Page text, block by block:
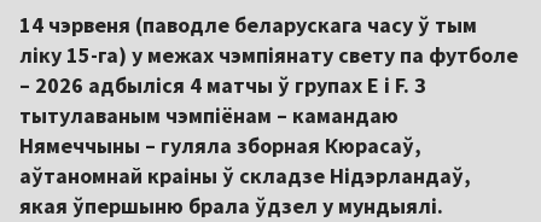
14 чэрвеня (паводле беларускага часу ў тым
ліку 15-га) у межах чэмпіянату свету па футболе
– 2026 адбыліся 4 матчы ў групах E і F. З
тытулаваным чэмпіёнам – камандаю
Нямеччыны – гуляла зборная Кюрасаў,
аўтаномнай краіны ў складзе Нідэрландаў,
якая ўпершыню брала ўдзел у мундыялі.